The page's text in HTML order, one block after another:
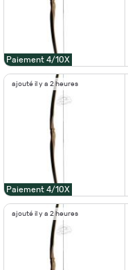
Paiement 4/10X
ajouté il y a 2 heures
Paiement 4/10X
ajouté il y a 2 heures